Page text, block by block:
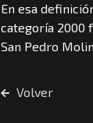
En esa
categoría 2000
San Pedro
Volver